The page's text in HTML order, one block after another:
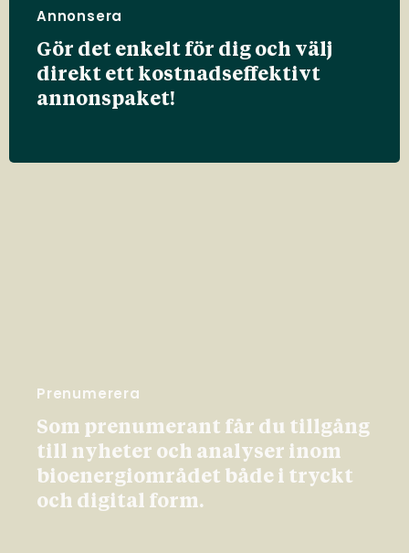
Annonsera
Gör det enkelt för dig och välj
direkt ett kostnadseffektivt
annonspaket!
Prenumerera
Som prenumerant får du tillgång
till nyheter och analyser inom
bioenergiområdet både i tryckt
och digital form.